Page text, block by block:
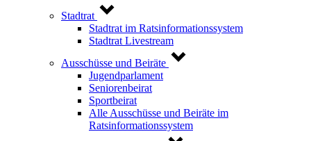
Stadtrat
Stadtrat im Ratsinformationssystem
Stadtrat Livestream
Ausschüsse und Beiräte
Jugendparlament
Seniorenbeirat
Sportbeirat
Alle Ausschüsse und Beiräte im
Ratsinformationssystem